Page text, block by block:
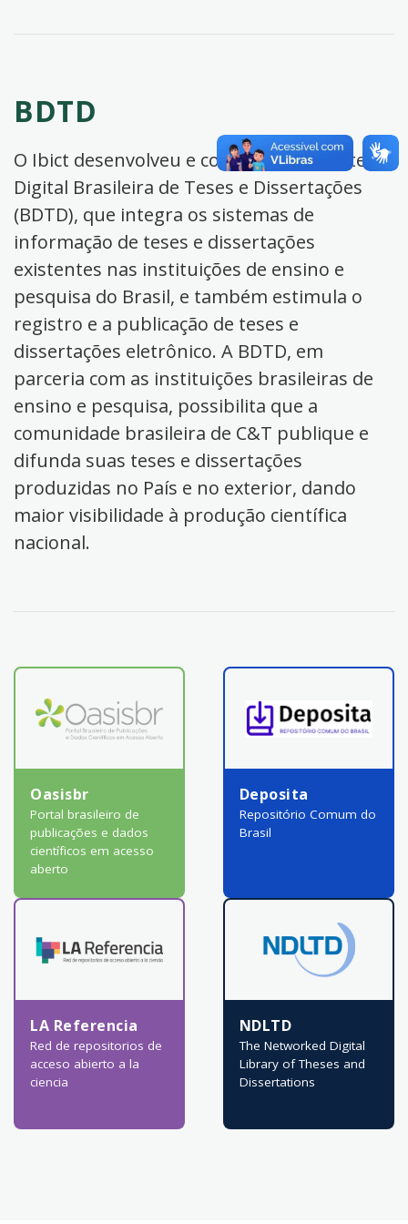
BDTD
O Ibict desenvolveu e coordena a Biblioteca
Digital Brasileira de Teses e Dissertações
(BDTD), que integra os sistemas de
informação de teses e dissertações
existentes nas instituições de ensino e
pesquisa do Brasil, e também estimula o
registro e a publicação de teses e
dissertações eletrônico. A BDTD, em
parceria com as instituições brasileiras de
ensino e pesquisa, possibilita que a
comunidade brasileira de C&T publique e
difunda suas teses e dissertações
produzidas no País e no exterior, dando
maior visibilidade à produção científica
nacional.
Oasisbr
Portal brasileiro de
publicações e dados
científicos em acesso
aberto
Deposita
Repositório Comum do
Brasil
LA Referencia
Red de repositorios de
acceso abierto a la
ciencia
NDLTD
The Networked Digital
Library of Theses and
Dissertations